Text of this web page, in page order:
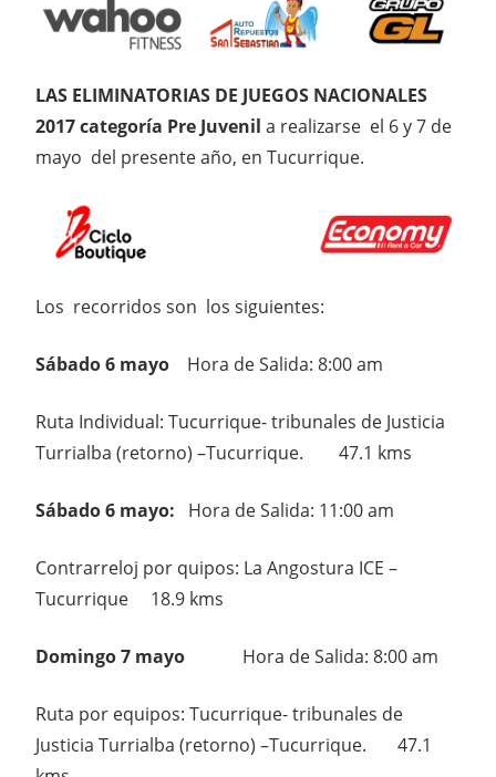
LAS ELIMINATORIAS DE JUEGOS NACIONALES
2017 categoría Pre Juvenil a realizarse el 6 y 7 de
mayo del presente año, en Tucurrique.
Los recorridos son los siguientes:
Sábado 6 mayo Hora de Salida: 8:00 am
Ruta Individual: Tucurrique- tribunales de Justicia
Turrialba (retorno) –Tucurrique. 47.1 kms
Sábado 6 mayo: Hora de Salida: 11:00 am
Contrarreloj por quipos: La Angostura ICE –
Tucurrique 18.9 kms
Domingo 7 mayo Hora de Salida: 8:00 am
Ruta por equipos: Tucurrique- tribunales de
Justicia Turrialba (retorno) –Tucurrique. 47.1